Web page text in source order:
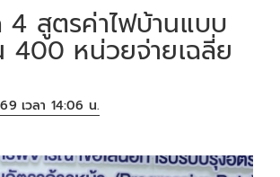
4 สูตรค่าไฟบ้านแบบ
400 หน่วยจ่ายเฉลี่ย
เวลา 14:06 น.